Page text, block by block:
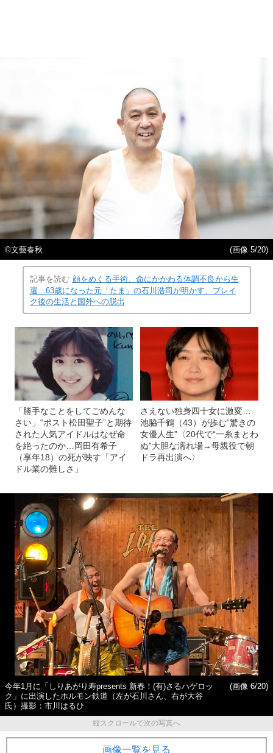
©︎文藝春秋 (画像 5/20)
記事を読む 顔をめくる手術、命にかかわる体調不良から生
還…63歳になった元「たま」の石川浩司が明かす、ブレイ
ク後の生活と国外への脱出
「勝手なことをしてごめんな
さい」“ポスト松田聖子”と期待
された人気アイドルはなぜ命
を絶ったのか…岡田有希子
（享年18）の死が映す「アイ
ドル業の難しさ」
さえない独身四十女に激変…
池脇千鶴（43）が歩む“驚きの
女優人生”〈20代で“一糸まとわ
ぬ”大胆な濡れ場→母親役で朝
ドラ再出演へ〉
今年1月に「しりあがり寿presents 新春！(有)さるハゲロッ
ク」に出演したホルモン鉄道（左が石川さん、右が大谷
氏）撮影：市川はるひ
(画像 6/20)
縦スクロールで次の写真へ
画像一覧を見る